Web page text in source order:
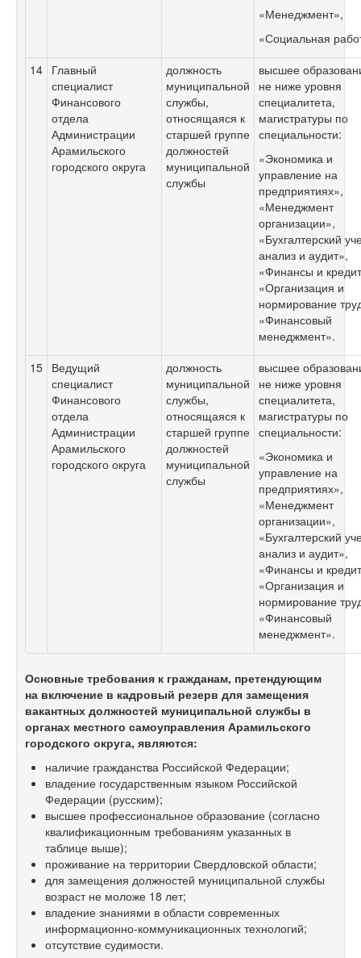
«Менеджмент»,
«Социальная
14 Главный
специалист
Финансового
отдела
Администрации
Арамильского
городского округа
должность
муниципальной
службы,
относящаяся к
старшей группе
должностей
муниципальной
службы
высшее
не ниже уровня
специалитета,
магистратуры по
специальности:
«Экономика и
управление на
предприятиях»,
«Менеджмент
организации»,
«Бухгалтерский
анализ и аудит»,
«Финансы и
«Организация и
нормирование
«Финансовый
менеджмент».
15 Ведущий
специалист
Финансового
отдела
Администрации
Арамильского
городского округа
должность
муниципальной
службы,
относящаяся к
старшей группе
должностей
муниципальной
службы
высшее
не ниже уровня
специалитета,
магистратуры по
специальности:
«Экономика и
управление на
предприятиях»,
«Менеджмент
организации»,
«Бухгалтерский
анализ и аудит»,
«Финансы и
«Организация и
нормирование
«Финансовый
менеджмент».
Основные требования к гражданам, претендующим
на включение в кадровый резерв для замещения
вакантных должностей муниципальной службы в
органах местного самоуправления Арамильского
городского округа, являются:
наличие гражданства Российской Федерации;
владение государственным языком Российской
Федерации (русским);
высшее профессиональное образование (согласно
квалификационным требованиям указанных в
таблице выше);
проживание на территории Свердловской области;
для замещения должностей муниципальной службы
возраст не моложе 18 лет;
владение знаниями в области современных
информационно-коммуникационных технологий;
отсутствие судимости.